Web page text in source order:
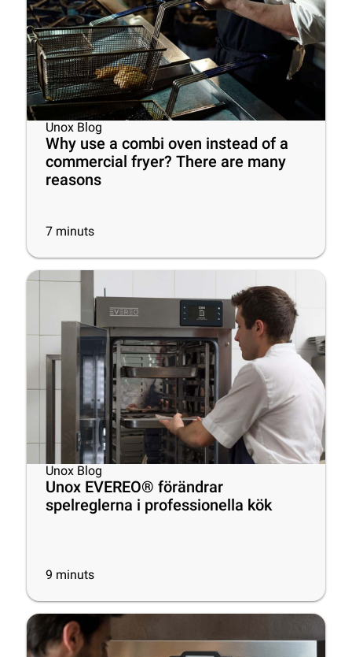
Unox Blog
Why use a combi oven instead of a
commercial fryer? There are many
reasons
7 minuts
Unox Blog
Unox EVEREO® förändrar
spelreglerna i professionella kök
9 minuts